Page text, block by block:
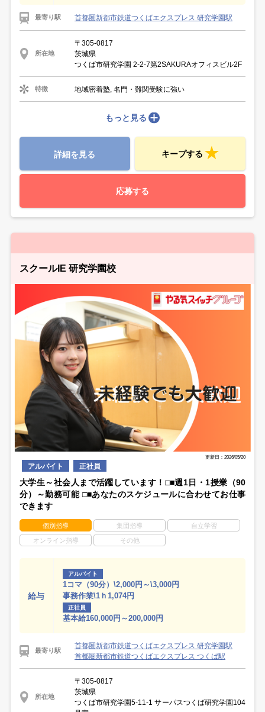
最寄り駅 首都圏新都市鉄道つくばエクスプレス 研究学園駅
所在地
〒305-0817
茨城県
つくば市研究学園 2-2-7第2SAKURAオフィスビル2F
特徴 地域密着塾, 名門・難関受験に強い
もっと見る
詳細を見る キープする
応募する
スクールIE 研究学園校
更新日：2026/05/20
アルバイト 正社員
大学生～社会人まで活躍しています！□■週1日・1授業（90
分）～勤務可能 □■あなたのスケジュールに合わせてお仕事
できます
個別指導 集団指導 自立学習
オンライン指導 その他
給与
アルバイト
1コマ（90分）\2,000円～\3,000円
事務作業\1ｈ1,074円
正社員
基本給160,000円～200,000円
最寄り駅
首都圏新都市鉄道つくばエクスプレス 研究学園駅
首都圏新都市鉄道つくばエクスプレス つくば駅
所在地
〒305-0817
茨城県
つくば市研究学園5-11-1 サーパスつくば研究学園104